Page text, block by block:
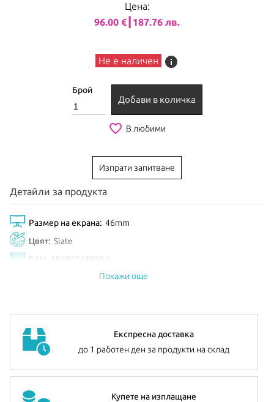
Цена:
96.00 €┃187.76 лв.
Не е наличен info
Брой
Добави в количка
favorite_border В любими
Изпрати запитване
Детайли за продукта
Размер на екрана: 46mm
Цвят: Slate
EAN:
195950659894
Септември 2025
Покажи още
Експресна доставка
до 1 работен ден за продукти на склад
Купете на изплащане